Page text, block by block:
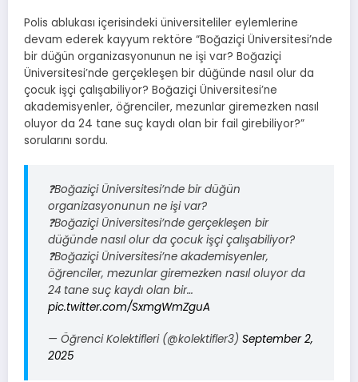
Polis ablukası içerisindeki üniversiteliler eylemlerine
devam ederek kayyum rektöre “Boğaziçi Üniversitesi’nde
bir düğün organizasyonunun ne işi var? Boğaziçi
Üniversitesi’nde gerçekleşen bir düğünde nasıl olur da
çocuk işçi çalışabiliyor? Boğaziçi Üniversitesi’ne
akademisyenler, öğrenciler, mezunlar giremezken nasıl
oluyor da 24 tane suç kaydı olan bir fail girebiliyor?”
sorularını sordu.
❓Boğaziçi Üniversitesi’nde bir düğün
organizasyonunun ne işi var?
❓Boğaziçi Üniversitesi’nde gerçekleşen bir
düğünde nasıl olur da çocuk işçi çalışabiliyor?
❓Boğaziçi Üniversitesi’ne akademisyenler,
öğrenciler, mezunlar giremezken nasıl oluyor da
24 tane suç kaydı olan bir…
pic.twitter.com/SxmgWmZguA
— Öğrenci Kolektifleri (@kolektifler3) September 2,
2025